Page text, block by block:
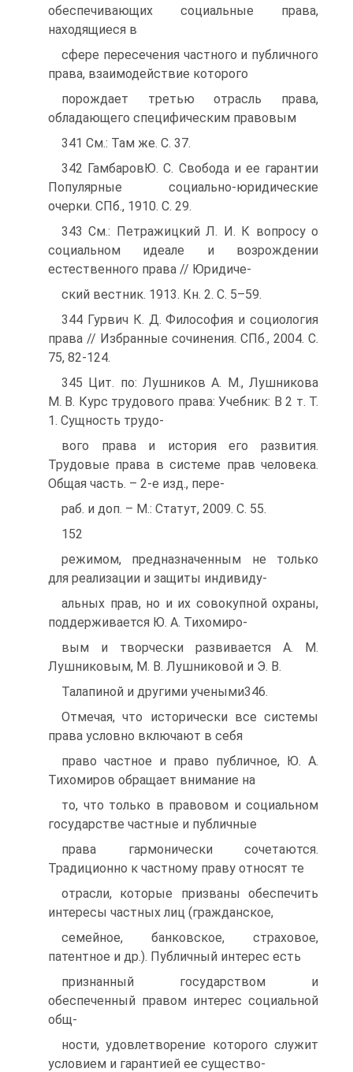
обеспечивающих социальные права,
находящиеся в
сфере пересечения частного и публичного
права, взаимодействие которого
порождает третью отрасль права,
обладающего специфическим правовым
341 См.: Там же. С. 37.
342 ГамбаровЮ. С. Свобода и ее гарантии
Популярные социально-юридические
очерки. СПб., 1910. С. 29.
343 См.: Петражицкий Л. И. К вопросу о
социальном идеале и возрождении
естественного права // Юридиче-
ский вестник. 1913. Кн. 2. С. 5–59.
344 Гурвич К. Д. Философия и социология
права // Избранные сочинения. СПб., 2004. С.
75, 82-124.
345 Цит. по: Лушников А. М., Лушникова
М. В. Курс трудового права: Учебник: В 2 т. Т.
1. Сущность трудо-
вого права и история его развития.
Трудовые права в системе прав человека.
Общая часть. – 2-е изд., пере-
раб. и доп. – М.: Статут, 2009. С. 55.
152
режимом, предназначенным не только
для реализации и защиты индивиду-
альных прав, но и их совокупной охраны,
поддерживается Ю. А. Тихомиро-
вым и творчески развивается А. М.
Лушниковым, М. В. Лушниковой и Э. В.
Талапиной и другими учеными346.
Отмечая, что исторически все системы
права условно включают в себя
право частное и право публичное, Ю. А.
Тихомиров обращает внимание на
то, что только в правовом и социальном
государстве частные и публичные
права гармонически сочетаются.
Традиционно к частному праву относят те
отрасли, которые призваны обеспечить
интересы частных лиц (гражданское,
семейное, банковское, страховое,
патентное и др.). Публичный интерес есть
признанный государством и
обеспеченный правом интерес социальной
общ-
ности, удовлетворение которого служит
условием и гарантией ее существо-